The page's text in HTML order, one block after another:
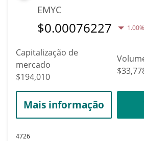
EMYC
$0.00076227 1.00%
Capitalização de
mercado
$194,010
Mais informação
4726